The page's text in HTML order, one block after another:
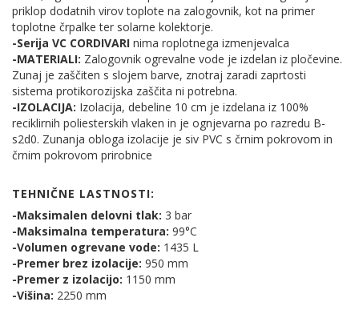
priklop dodatnih virov toplote na zalogovnik, kot na primer
toplotne črpalke ter solarne kolektorje.
-Serija VC CORDIVARI nima roplotnega izmenjevalca
-MATERIALI: Zalogovnik ogrevalne vode je izdelan iz pločevine.
Zunaj je zaščiten s slojem barve, znotraj zaradi zaprtosti
sistema protikorozijska zaščita ni potrebna.
-IZOLACIJA: Izolacija, debeline 10 cm je izdelana iz 100%
reciklirnih poliesterskih vlaken in je ognjevarna po razredu B-
s2d0. Zunanja obloga izolacije je siv PVC s črnim pokrovom in
črnim pokrovom prirobnice
TEHNIČNE LASTNOSTI:
-Maksimalen delovni tlak: 3 bar
-Maksimalna temperatura: 99°C
-Volumen ogrevane vode: 1435 L
-Premer brez izolacije: 950 mm
-Premer z izolacijo: 1150 mm
-Višina: 2250 mm